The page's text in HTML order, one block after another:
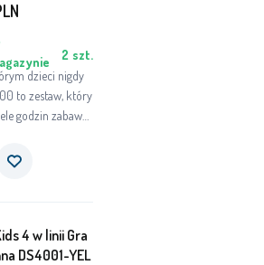
dzieci nigdy
to zestaw, który
godzin zabawy i
wyciszają i
instrukcja
zdolności
2 szt.
4 w linii Gra
DS4001-YEL